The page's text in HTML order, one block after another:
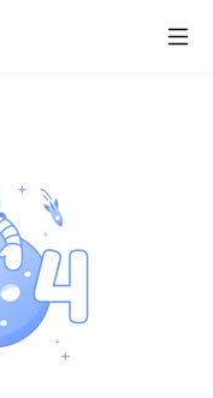
取消